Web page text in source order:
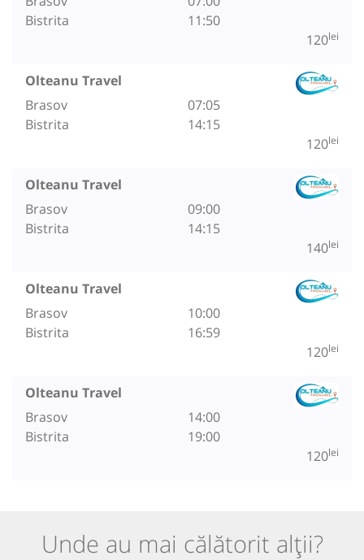
Bistrita
11:50
120lei
Olteanu Travel
Brasov
Bistrita
07:05
14:15
120lei
Olteanu Travel
Brasov
Bistrita
09:00
14:15
140lei
Olteanu Travel
Brasov
Bistrita
10:00
16:59
120lei
Olteanu Travel
Brasov
Bistrita
14:00
19:00
120lei
Unde au mai călătorit alții?